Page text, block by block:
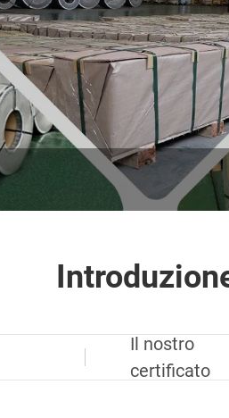
Il nostro
certificato